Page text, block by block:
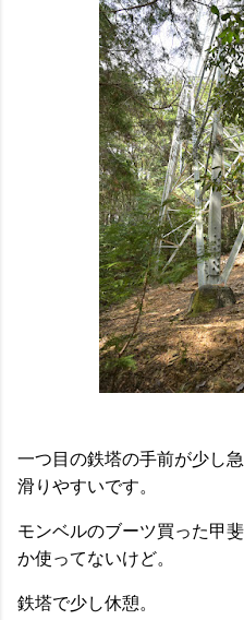
一つ目の鉄塔の手前が少し
滑りやすいです。
モンベルのブーツ買った甲
か使ってないけど。
鉄塔で少し休憩。